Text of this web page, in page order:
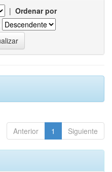
| Ordenar por
Anterior 1 Siguiente